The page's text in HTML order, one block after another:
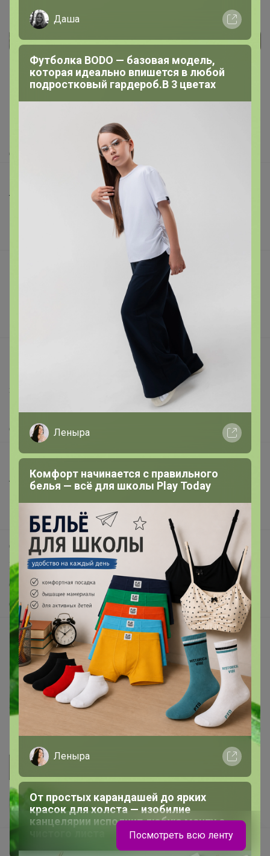
Ваш регион Красноярск?
Реклама
Как здесь все устроено?
Доставка
Торговые марки
Защита покупателя
Помощь
О нас
Все предложения
Анонсы
Поддержка альпак
Самое выгодное
Хиты продаж
Самое желанное
Самое быстрое
Начать зарабатывать с 24-ok
Picabox.ru - Лучшее место для ваших изображений
Розыгрыш - Генератор случайных чисел
Пульс нашего маркетплейса
Укорачиватель ссылок
Даша
Футболка BODO — базовая модель,
которая идеально впишется в любой
подростковый гардероб.В 3 цветах
Леныра
Комфорт начинается с правильного
белья — всё для школы Play Today
Леныра
От простых карандашей до ярких
красок для холста — изобилие
канцелярии исполнит любую мечту с
Посмотреть всю ленту
Продолжая использовать этот сайт и нажимая кнопку